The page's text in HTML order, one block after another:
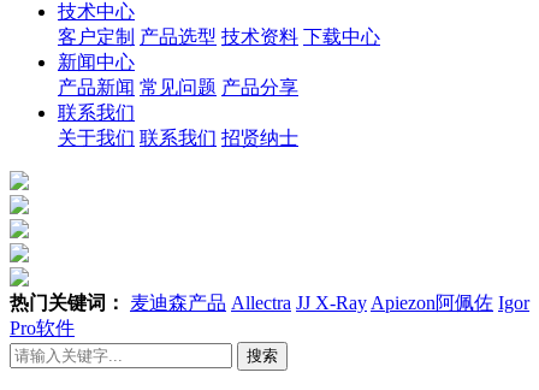
技术中心
客户定制 产品选型 技术资料 下载中心
新闻中心
产品新闻 常见问题 产品分享
联系我们
关于我们 联系我们 招贤纳士
热门关键词： 麦迪森产品 Allectra JJ X-Ray Apiezon阿佩佐 Igor
Pro软件
搜索